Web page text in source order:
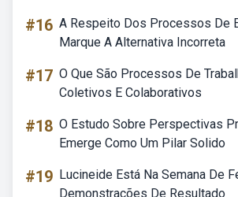
#16 A Respeito Dos Processos De
Marque A Alternativa Incorreta
#17 O Que São Processos De
Coletivos E Colaborativos
#18 O Estudo Sobre Perspectivas
Emerge Como Um Pilar Solido
#19 Lucineide Está Na Semana De
Demonstrações De Resultado